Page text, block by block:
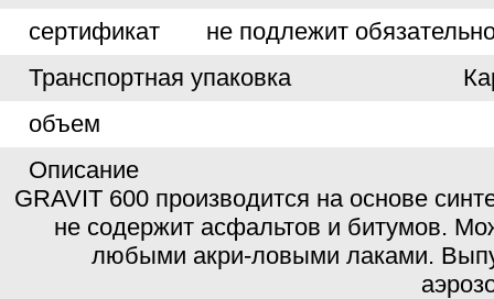
сертификат
не подлежит
Транспортная упаковка
объем
Описание
GRAVIT 600 производится на основе
не содержит асфальтов и битумов.
любыми акри-ловыми лаками.